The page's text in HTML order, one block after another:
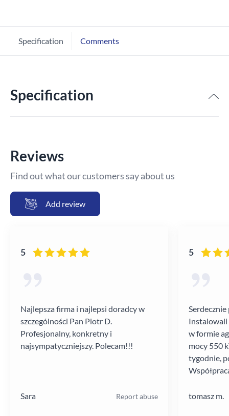
Specification Comments
Specification
Reviews
Find out what our customers say about us
Add review
5
Najlepsza firma i najlepsi doradcy w
szczególności Pan Piotr D.
Profesjonalny, konkretny i
najsympatyczniejszy. Polecam!!!
Sara Report abuse
5
Instalowali
w formie
mocy 550
tygodnie,
tomasz m.